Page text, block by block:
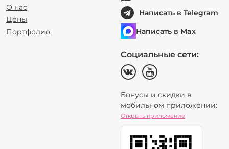
О нас
Цены
Портфолио
Написать в Telegram
Написать в Max
Социальные сети:
Бонусы и скидки в
мобильном приложении:
Открыть приложение